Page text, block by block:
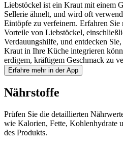
Liebstöckel ist ein Kraut mit einem
Sellerie ähnelt, und wird oft
Eintöpfe zu verfeinern. Erfahren Sie
Vorteile von Liebstöckel,
Verdauungshilfe, und entdecken
Kraut in Ihre Küche integrieren
erdigem, kräftigem Geschmack zu
Erfahre mehr in der App
Nährstoffe
Prüfen Sie die detaillierten
wie Kalorien, Fette, Kohlenhydrate
des Produkts.